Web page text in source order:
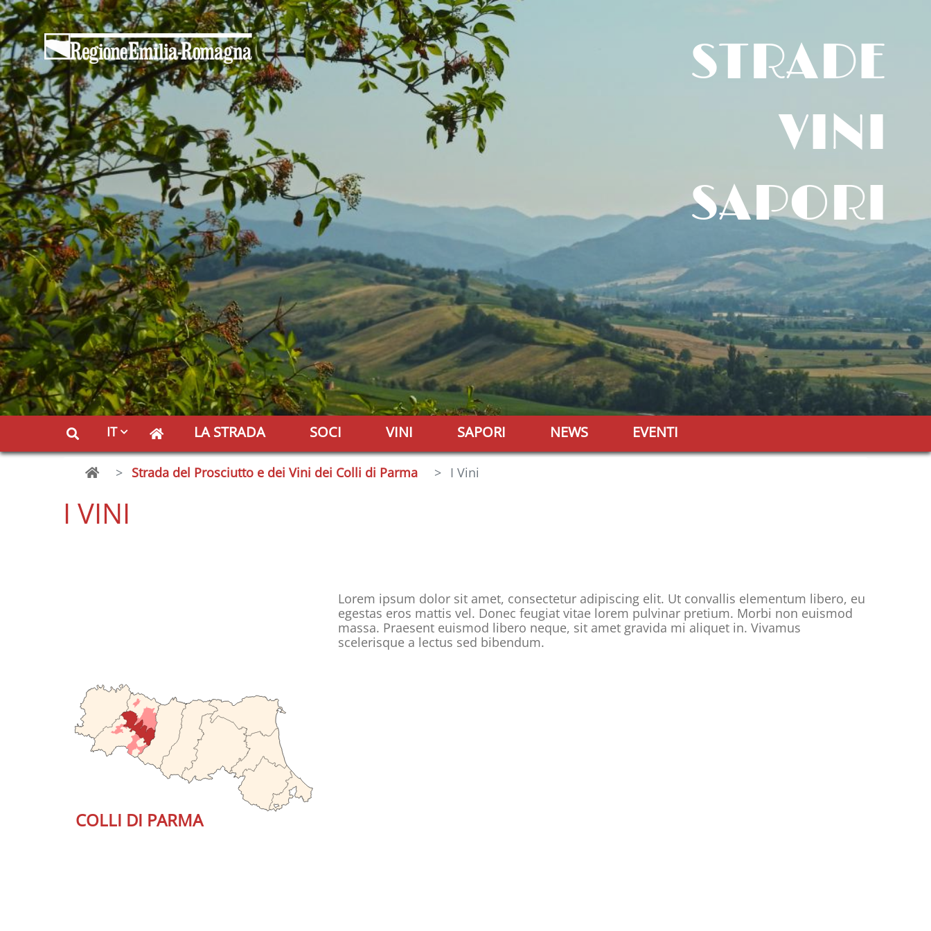
STRADE
VINI
SAPORI
IT LA STRADA SOCI VINI SAPORI NEWS EVENTI
Strada del Prosciutto e dei Vini dei Colli di Parma I Vini
I VINI
Lorem ipsum dolor sit amet, consectetur adipiscing elit. Ut convallis elementum libero, eu
egestas eros mattis vel. Donec feugiat vitae lorem pulvinar pretium. Morbi non euismod
massa. Praesent euismod libero neque, sit amet gravida mi aliquet in. Vivamus
scelerisque a lectus sed bibendum.
COLLI DI PARMA